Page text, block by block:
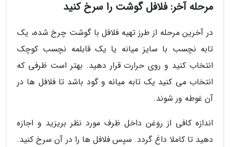
مرحله آخر: فلافل گوشت را سرخ کنید
در آخرین مرحله از طرز تهیه فلافل با گوشت چرخ شده، یک
تابه نچسب با سایز میانه یا یک قابلمه نچسب کوچک
انتخاب کنید و روی حرارت قرار دهید. بهتر است ظرفی که
انتخاب می کنید یک تابه میانه و گود باشد تا فلافل ها در
آن غوطه ور شوند.
اندازه کافی از روغن داخل ظرف مورد نظر بریزید و اجازه
دهید تا کاملا داغ گردد. سپس فلافل ها را در آن سرخ کنید.